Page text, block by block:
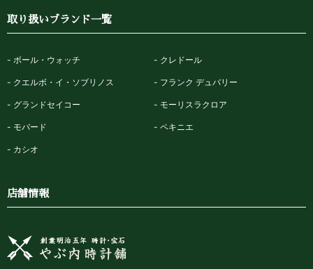
取り扱いブランド一覧
ボール・ウォッチ クレドール
クエルボ・イ・ソブリノス フランク デュバリー
グランドセイコー モーリスラクロア
モバード ペキニエ
カシオ
店舗情報